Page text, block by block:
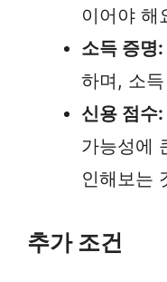
이어야 해
소득 증명:
하며, 소
신용 점수:
가능성에
인해보는
추가 조건